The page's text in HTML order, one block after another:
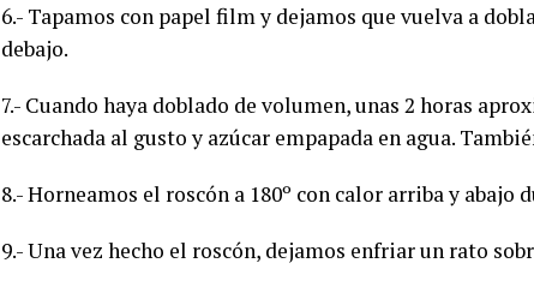
6.- Tapamos con papel film y dejamos que vuelva a
debajo.
7.- Cuando haya doblado de volumen, unas 2 horas
escarchada al gusto y azúcar empapada en agua.
8.- Horneamos el roscón a 180º con calor arriba y abajo
9.- Una vez hecho el roscón, dejamos enfriar un rato